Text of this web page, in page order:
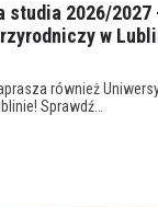
studia 2026/2027
w
również
Sprawdź…